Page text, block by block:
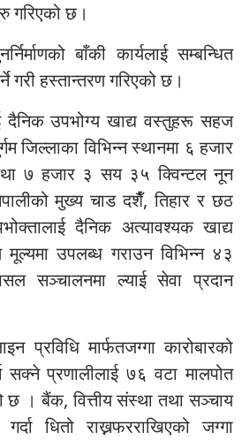
गरिएको छ।
बाँकी कार्यलाई सम्बन्धित
गरी हस्तान्तरण गरिएको छ।
उपभोग्य खाद्य वस्तुहरू सहज
जिल्लाका विभिन्न स्थानमा ६ हजार
७ हजार ३ सय ३५ क्विन्टल नून
मुख्य चाड दशैँ, तिहार र छठ
दैनिक अत्यावश्यक खाद्य
उपलब्ध गराउन विभिन्न ४३
सञ्चालनमा ल्याई सेवा प्रदान
प्रविधि मार्फतजग्गा कारोबारको
सक्ने प्रणालीलाई ७६ वटा मालपोत
छ । बैंक, वित्तीय संस्था तथा सञ्चाय
धितो राख्नफरराखिएको जग्गा